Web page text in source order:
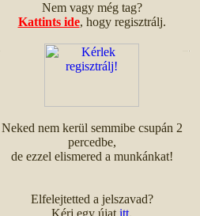
Nem vagy még tag?
Kattints ide, hogy regisztrálj.
Neked nem kerül semmibe csupán 2
percedbe,
de ezzel elismered a munkánkat!
Elfelejtetted a jelszavad?
Kérj egy újat itt.